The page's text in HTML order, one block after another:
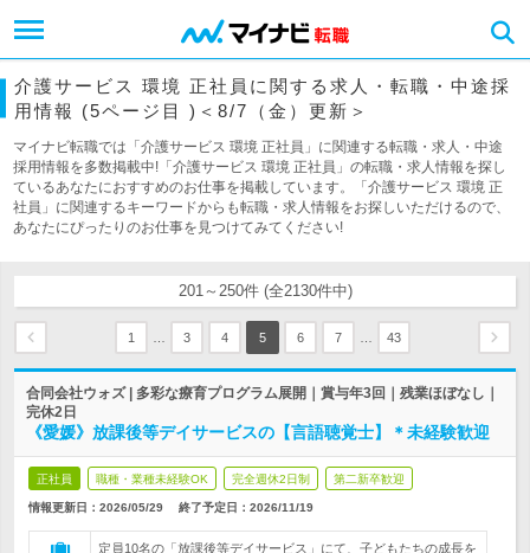
介護サービス 環境 正社員に関する求人・転職・中途採
用情報 (5ページ目 )＜8/7（金）更新＞
マイナビ転職では「介護サービス 環境 正社員」に関連する転職・求人・中途
採用情報を多数掲載中!「介護サービス 環境 正社員」の転職・求人情報を探し
ているあなたにおすすめのお仕事を掲載しています。「介護サービス 環境 正
社員」に関連するキーワードからも転職・求人情報をお探しいただけるので、
あなたにぴったりのお仕事を見つけてみてください!
201～250件 (全2130件中)
1 3 4 5 6 7 43
合同会社ウォズ | 多彩な療育プログラム展開｜賞与年3回｜残業ほぼなし｜
完休2日
《愛媛》放課後等デイサービスの【言語聴覚士】＊未経験歓迎
正社員 職種・業種未経験OK 完全週休2日制 第二新卒歓迎
情報更新日：2026/05/29 終了予定日： 2026/11/19
定員10名の「放課後等デイサービス」にて、子どもたちの成長を